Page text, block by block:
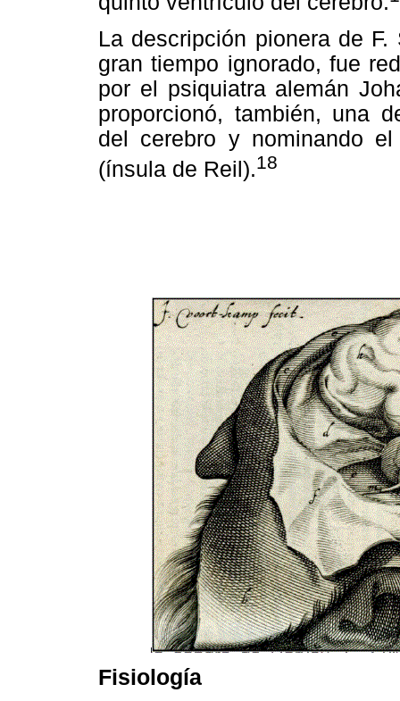
La descripción pionera de
gran tiempo ignorado, fue
por el psiquiatra alemán
proporcionó, también, una
del cerebro y nominando
(ínsula de Reil).18
Fisiología